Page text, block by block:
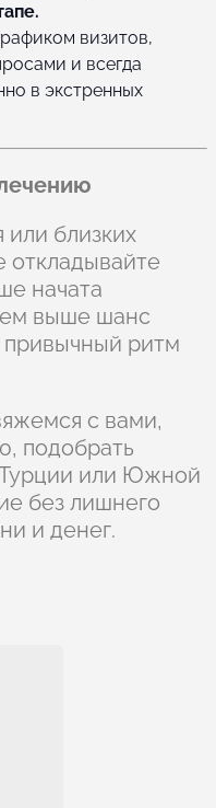
визитов,
и всегда
в экстренных
или близких
начата
выше шанс
привычный ритм
с вами,
подобрать
или Южной
без лишнего
и денег.